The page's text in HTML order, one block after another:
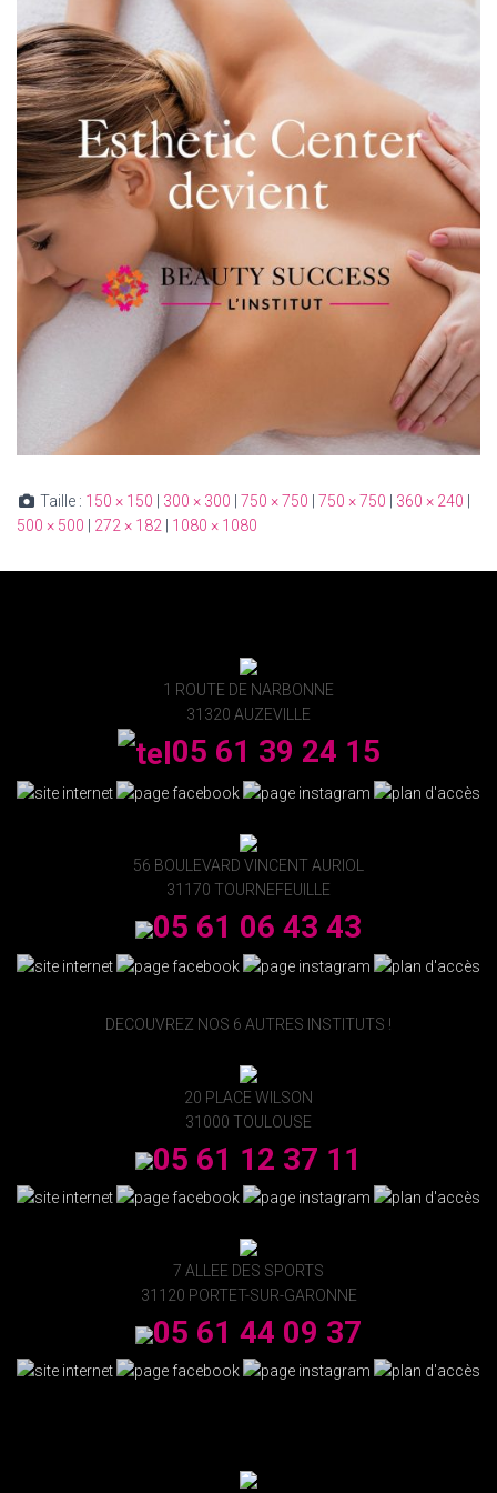
Taille : 150 × 150 300 × 300 750 × 750 750 × 750 360 × 240
500 × 500
272 × 182 1080 × 1080
1 ROUTE DE NARBONNE
31320 AUZEVILLE
05 61 39 24 15
56 BOULEVARD VINCENT AURIOL
31170 TOURNEFEUILLE
05 61 06 43 43
DECOUVREZ NOS 6 AUTRES INSTITUTS !
20 PLACE WILSON
31000 TOULOUSE
05 61 12 37 11
7 ALLEE DES SPORTS
31120 PORTET-SUR-GARONNE
05 61 44 09 37